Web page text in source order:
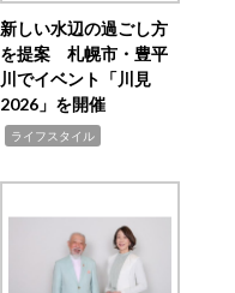
新しい水辺の過ごし方
を提案 札幌市・豊平
川でイベント「川見
2026」を開催
ライフスタイル